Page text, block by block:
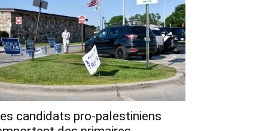
candidats pro-palestiniens